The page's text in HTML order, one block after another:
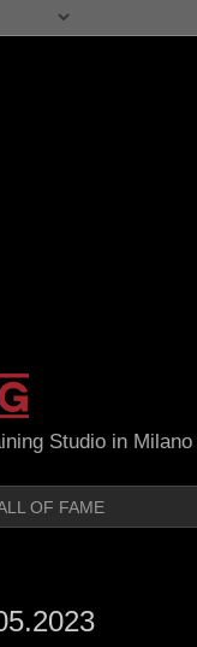
Studio in Milano
OF FAME